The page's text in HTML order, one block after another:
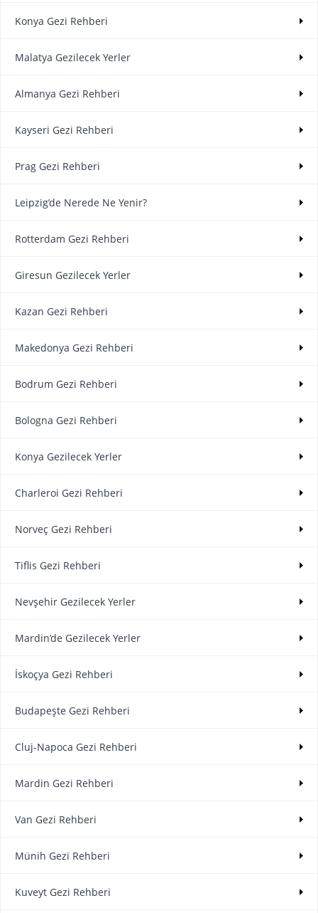
Konya Gezi Rehberi
Malatya Gezilecek Yerler
Almanya Gezi Rehberi
Kayseri Gezi Rehberi
Prag Gezi Rehberi
Leipzig’de Nerede Ne Yenir?
Rotterdam Gezi Rehberi
Giresun Gezilecek Yerler
Kazan Gezi Rehberi
Makedonya Gezi Rehberi
Bodrum Gezi Rehberi
Bologna Gezi Rehberi
Konya Gezilecek Yerler
Charleroi Gezi Rehberi
Norveç Gezi Rehberi
Tiflis Gezi Rehberi
Nevşehir Gezilecek Yerler
Mardin’de Gezilecek Yerler
İskoçya Gezi Rehberi
Budapeşte Gezi Rehberi
Cluj-Napoca Gezi Rehberi
Mardin Gezi Rehberi
Van Gezi Rehberi
Münih Gezi Rehberi
Kuveyt Gezi Rehberi